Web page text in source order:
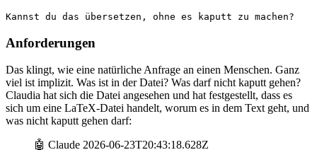
Kannst du das übersetzen, ohne es kaputt zu machen?
Anforderungen
Das klingt, wie eine natürliche Anfrage an einen Menschen. Ganz
viel ist implizit. Was ist in der Datei? Was darf nicht kaputt gehen?
Claudia hat sich die Datei angesehen und hat festgestellt, dass es
sich um eine LaTeX-Datei handelt, worum es in dem Text geht, und
was nicht kaputt gehen darf:
🤖 Claude 2026-06-23T20:43:18.628Z